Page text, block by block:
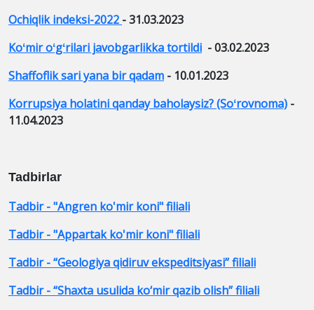
Ochiqlik indeksi-2022 - 31.03.2023
Koʻmir oʻgʻrilari javobgarlikka tortildi - 03.02.2023
Shaffoflik sari yana bir qadam - 10.01.2023
Korrupsiya holatini qanday baholaysiz? (Soʻrovnoma) -
11.04.2023
Tadbirlar
Tadbir - "Angren ko'mir koni" filiali
Tadbir - "Appartak ko'mir koni" filiali
Tadbir - “Geologiya qidiruv ekspeditsiyasi” filiali
Tadbir - “Shaxta usulida ko‘mir qazib olish” filiali